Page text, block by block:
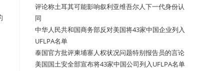
评论称土耳其可能影响叙利亚维吾尔人下一代身份认
同
中华人民共和国商务部反对美国将43家中国企业列入
UFLPA名单
泰国官方批评柬埔寨人权状况问题特别报告员的言论
美国国土安全部宣布将43家中国公司列入UFLPA名单